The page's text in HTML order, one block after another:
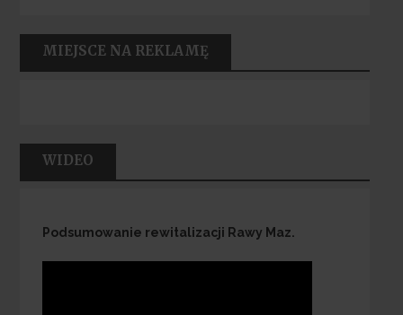
MIEJSCE NA REKLAMĘ
WIDEO
Podsumowanie rewitalizacji Rawy Maz.